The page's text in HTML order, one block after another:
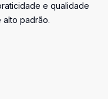
e qualidade
alto padrão.